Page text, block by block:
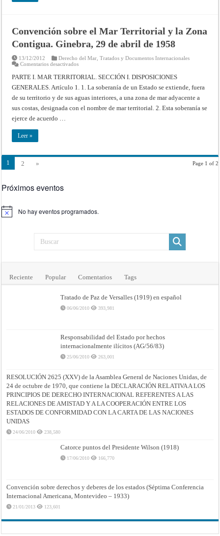
Convención sobre el Mar Territorial y la Zona
Contigua. Ginebra, 29 de abril de 1958
13/12/2012 Derecho del Mar ,Tratados y Documentos Internacionales
Comentarios desactivadosen
sobre
el
Mar
y
Zona
PARTE I. MAR TERRITORIAL. SECCIÓN I. DISPOSICIONES
GENERALES. Artículo 1. 1. La soberanía de un Estado se extiende, fuera
de su territorio y de sus aguas interiores, a una zona de mar adyacente a
sus costas, designada con el nombre de mar territorial. 2. Esta soberanía se
ejerce de acuerdo …
Leer »
Page 1 of 2
1 2 »
Próximos eventos
Aviso No hay eventos programados.
Reciente Popular Comentarios Tags
Tratado de Paz de Versalles (1919) en español
06/06/2010 393,981
Responsabilidad del Estado por hechos
internacionalmente ilícitos (AG/56/83)
25/06/2010 263,001
RESOLUCIÓN 2625 (XXV) de la Asamblea General de Naciones Unidas, de
24 de octubre de 1970, que contiene la DECLARACIÓN RELATIVA A LOS
PRINCIPIOS DE DERECHO INTERNACIONAL REFERENTES A LAS
RELACIONES DE AMISTAD Y A LA COOPERACIÓN ENTRE LOS
ESTADOS DE CONFORMIDAD CON LA CARTA DE LAS NACIONES
UNIDAS
24/06/2010 238,580
Catorce puntos del Presidente Wilson (1918)
17/06/2010 166,770
Convención sobre derechos y deberes de los estados (Séptima Conferencia
Internacional Americana, Montevideo – 1933)
21/01/2013 123,601